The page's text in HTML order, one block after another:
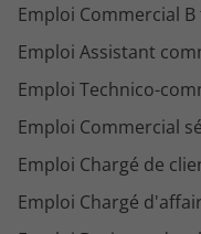
Emploi Commercial B
Emploi Assistant
Emploi Technico-
Emploi Commercial
Emploi Chargé de
Emploi Chargé